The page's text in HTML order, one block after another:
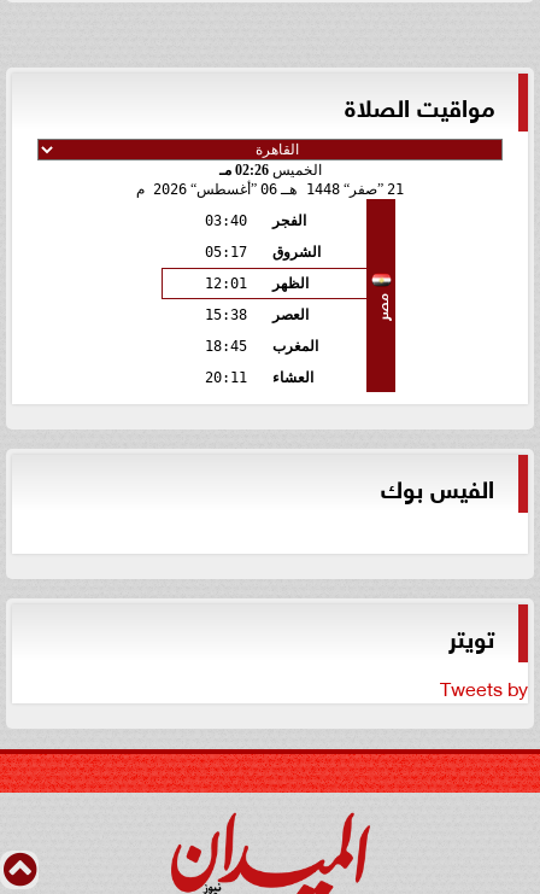
مواقيت الصلاة
الخميس02:26 مـ
21 صفر 1448 هـ 06 أغسطس 2026 م
مصر
الفجر
03:40
الشروق
05:17
الظهر
12:01
العصر
15:38
المغرب
18:45
العشاء
20:11
الفيس بوك
تويتر
Tweets by